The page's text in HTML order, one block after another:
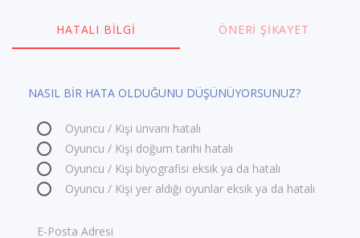
HATALI BILGI ÖNERI ŞIKAYET
NASIL BİR HATA OLDUĞUNU DÜŞÜNÜYORSUNUZ?
Oyuncu / Kişi ünvanı hatalı
Oyuncu / Kişi doğum tarihi hatalı
Oyuncu / Kişi biyografisi eksik ya da hatalı
Oyuncu / Kişi yer aldığı oyunlar eksik ya da hatalı
E-Posta Adresi